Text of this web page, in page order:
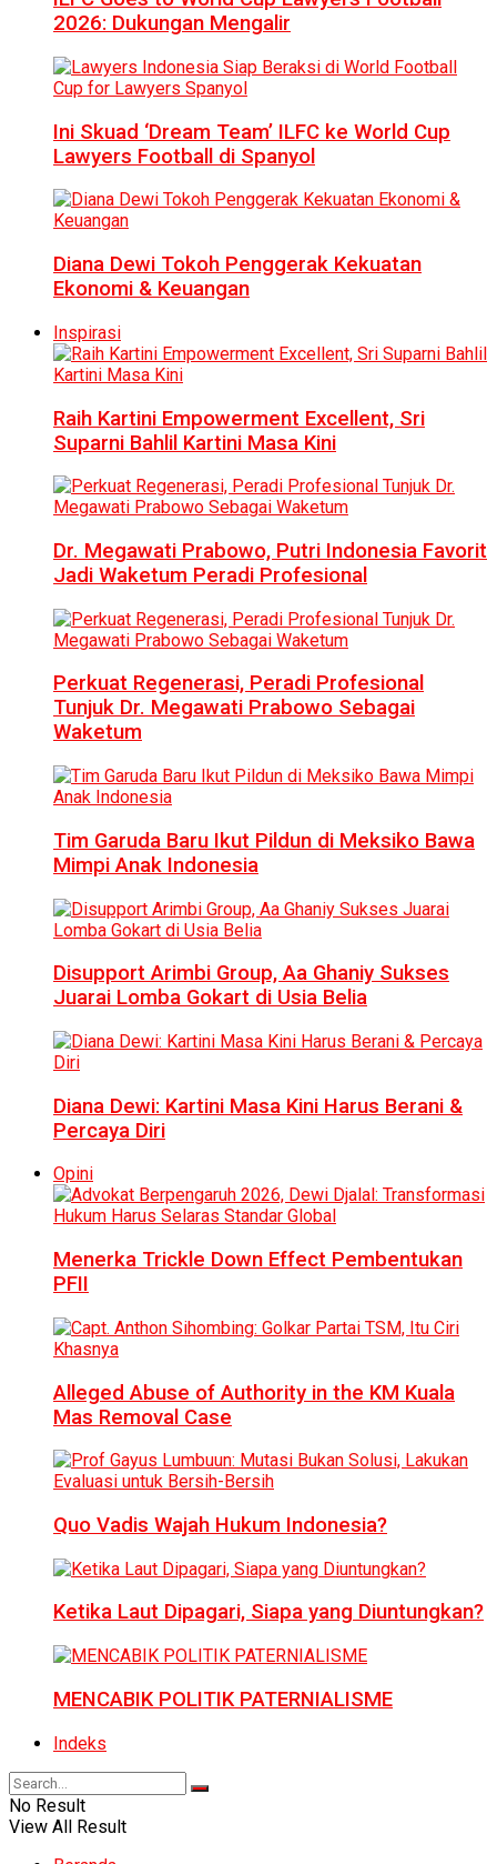
2026: Dukungan Mengalir
Ini Skuad ‘Dream Team’ ILFC ke World Cup
Lawyers Football di Spanyol
Diana Dewi Tokoh Penggerak Kekuatan
Ekonomi & Keuangan
Inspirasi
Raih Kartini Empowerment Excellent, Sri
Suparni Bahlil Kartini Masa Kini
Dr. Megawati Prabowo, Putri Indonesia Favorit
Jadi Waketum Peradi Profesional
Perkuat Regenerasi, Peradi Profesional
Tunjuk Dr. Megawati Prabowo Sebagai
Waketum
Tim Garuda Baru Ikut Pildun di Meksiko Bawa
Mimpi Anak Indonesia
Disupport Arimbi Group, Aa Ghaniy Sukses
Juarai Lomba Gokart di Usia Belia
Diana Dewi: Kartini Masa Kini Harus Berani &
Percaya Diri
Opini
Menerka Trickle Down Effect Pembentukan
PFII
Alleged Abuse of Authority in the KM Kuala
Mas Removal Case
Quo Vadis Wajah Hukum Indonesia?
Ketika Laut Dipagari, Siapa yang Diuntungkan?
MENCABIK POLITIK PATERNIALISME
Indeks
No Result
View All Result